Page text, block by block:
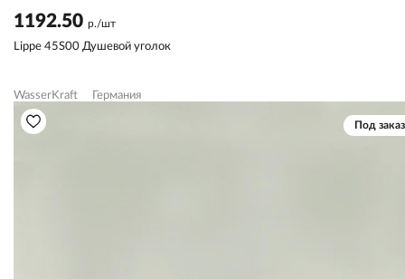
1192.50 р./шт
Lippe 45S00 Душевой уголок
WasserKraft Германия
Под заказ